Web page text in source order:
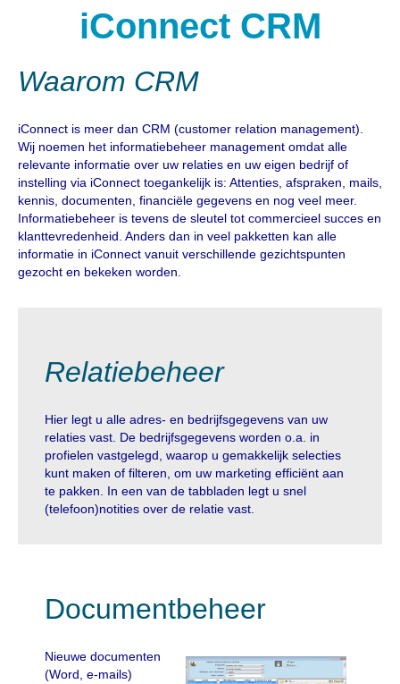
iConnect CRM
Waarom CRM
iConnect is meer dan CRM (customer relation management).
Wij noemen het informatiebeheer management omdat alle
relevante informatie over uw relaties en uw eigen bedrijf of
instelling via iConnect toegankelijk is: Attenties, afspraken, mails,
kennis, documenten, financiële gegevens en nog veel meer.
Informatiebeheer is tevens de sleutel tot commercieel succes en
klanttevredenheid. Anders dan in veel pakketten kan alle
informatie in iConnect vanuit verschillende gezichtspunten
gezocht en bekeken worden.
Relatiebeheer
Hier legt u alle adres- en bedrijfsgegevens van uw
relaties vast. De bedrijfsgegevens worden o.a. in
profielen vastgelegd, waarop u gemakkelijk selecties
kunt maken of filteren, om uw marketing efficiënt aan
te pakken. In een van de tabbladen legt u snel
(telefoon)notities over de relatie vast.
Documentbeheer
Nieuwe documenten
(Word, e-mails)